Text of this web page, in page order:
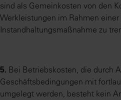
sind als Gemeinkosten von den
Werkleistungen im Rahmen einer
Instandhaltungsmaßnahme zu
5. Bei Betriebskosten, die durch
Geschäftsbedingungen mit
umgelegt werden, besteht kein